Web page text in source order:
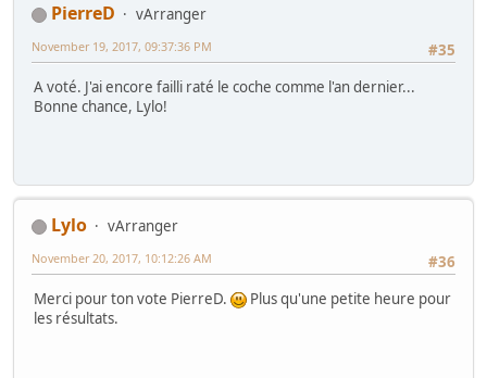
PierreD
vArranger
#35
November 19, 2017, 09:37:36 PM
A voté. J'ai encore failli raté le coche comme l'an dernier...
Bonne chance, Lylo!
Lylo
vArranger
#36
November 20, 2017, 10:12:26 AM
Merci pour ton vote PierreD.
Plus qu'une petite heure pour
les résultats.